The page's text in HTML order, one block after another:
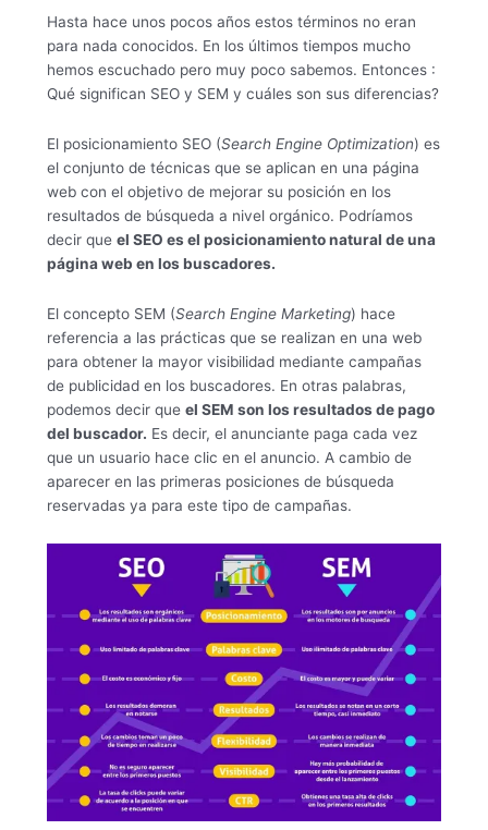
Hasta hace unos pocos años estos términos no eran
para nada conocidos. En los últimos tiempos mucho
hemos escuchado pero muy poco sabemos. Entonces :
Qué significan SEO y SEM y cuáles son sus diferencias?
El posicionamiento SEO (Search Engine Optimization) es
el conjunto de técnicas que se aplican en una página
web con el objetivo de mejorar su posición en los
resultados de búsqueda a nivel orgánico. Podríamos
decir que el SEO es el posicionamiento natural de una
página web en los buscadores.
El concepto SEM (Search Engine Marketing) hace
referencia a las prácticas que se realizan en una web
para obtener la mayor visibilidad mediante campañas
de publicidad en los buscadores. En otras palabras,
podemos decir que el SEM son los resultados de pago
del buscador. Es decir, el anunciante paga cada vez
que un usuario hace clic en el anuncio. A cambio de
aparecer en las primeras posiciones de búsqueda
reservadas ya para este tipo de campañas.